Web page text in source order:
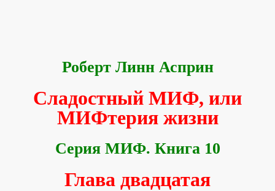
Роберт Линн Асприн
Сладостный МИФ, или
МИФтерия жизни
Серия МИФ. Книга 10
Глава двадцатая